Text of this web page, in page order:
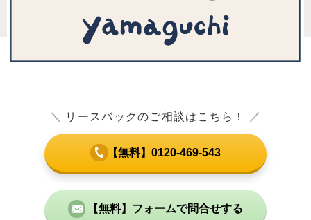
＼ リースバックのご相談はこちら！ ／
【無料】0120-469-543
【無料】フォームで問合せする